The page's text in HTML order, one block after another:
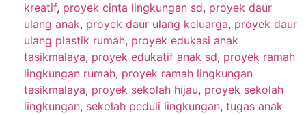
kreatif, proyek cinta lingkungan sd, proyek daur
ulang anak, proyek daur ulang keluarga, proyek daur
ulang plastik rumah, proyek edukasi anak
tasikmalaya, proyek edukatif anak sd, proyek ramah
lingkungan rumah, proyek ramah lingkungan
tasikmalaya, proyek sekolah hijau, proyek sekolah
lingkungan, sekolah peduli lingkungan, tugas anak